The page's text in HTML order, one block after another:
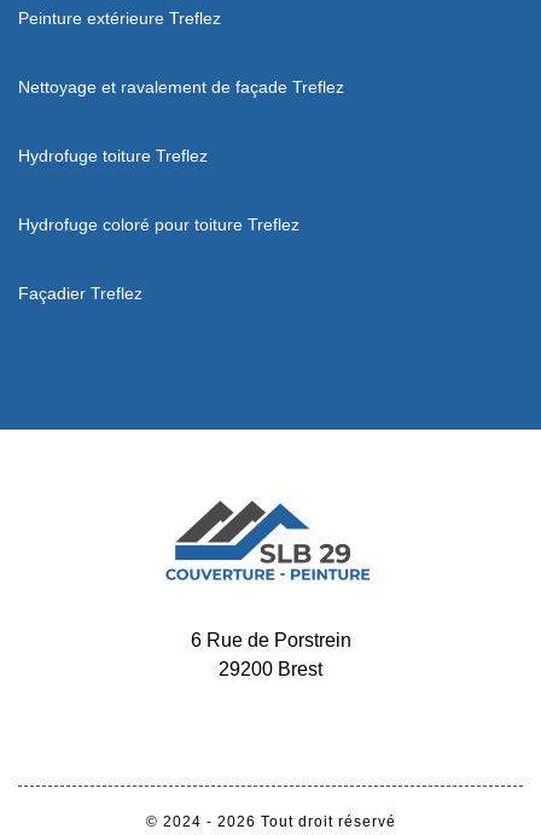
Peinture extérieure Treflez
Nettoyage et ravalement de façade Treflez
Hydrofuge toiture Treflez
Hydrofuge coloré pour toiture Treflez
Façadier Treflez
6 Rue de Porstrein
29200 Brest
© 2024 - 2026 Tout droit réservé